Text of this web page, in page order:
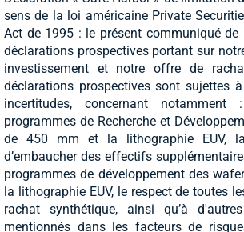
sens de la loi américaine Private
Act de 1995 : le présent communiqué de
déclarations prospectives portant sur
investissement et notre offre de
déclarations prospectives sont sujettes
incertitudes, concernant
programmes de Recherche et
de 450 mm et la lithographie EUV, la
d’embaucher des effectifs
programmes de développement des
la lithographie EUV, le respect de toutes
rachat synthétique, ainsi qu’à
mentionnés dans les facteurs de